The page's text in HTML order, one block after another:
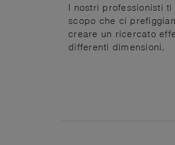
I nostri professionisti
scopo che ci
creare un ricercato
differenti dimensioni.